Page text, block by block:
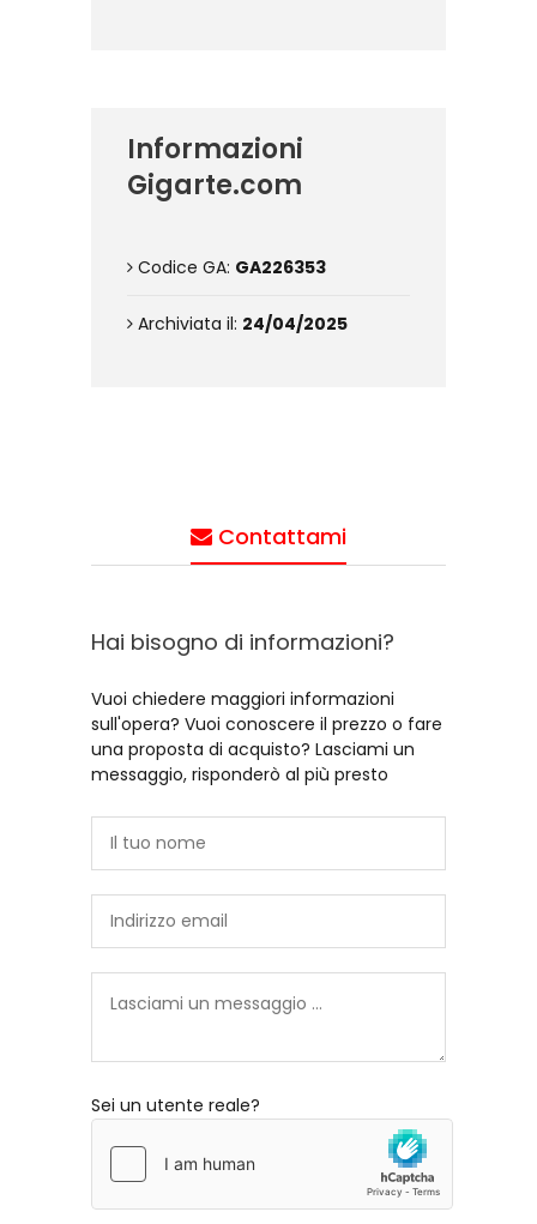
Informazioni
Gigarte.com
Codice GA: GA226353
Archiviata il: 24/04/2025
Contattami
Hai bisogno di informazioni?
Vuoi chiedere maggiori informazioni
sull'opera? Vuoi conoscere il prezzo o fare
una proposta di acquisto? Lasciami un
messaggio, risponderò al più presto
Sei un utente reale?